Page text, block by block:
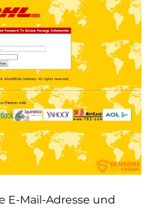
E-Mail-Adresse und